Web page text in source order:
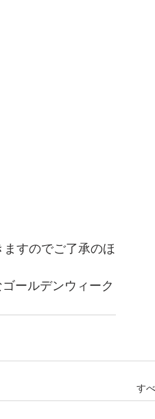
すのでご了承のほ
ールデンウィーク
す